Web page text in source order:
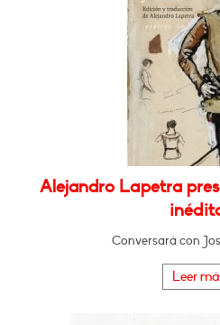
Alejandro Lapetra
Conversará con
Leer